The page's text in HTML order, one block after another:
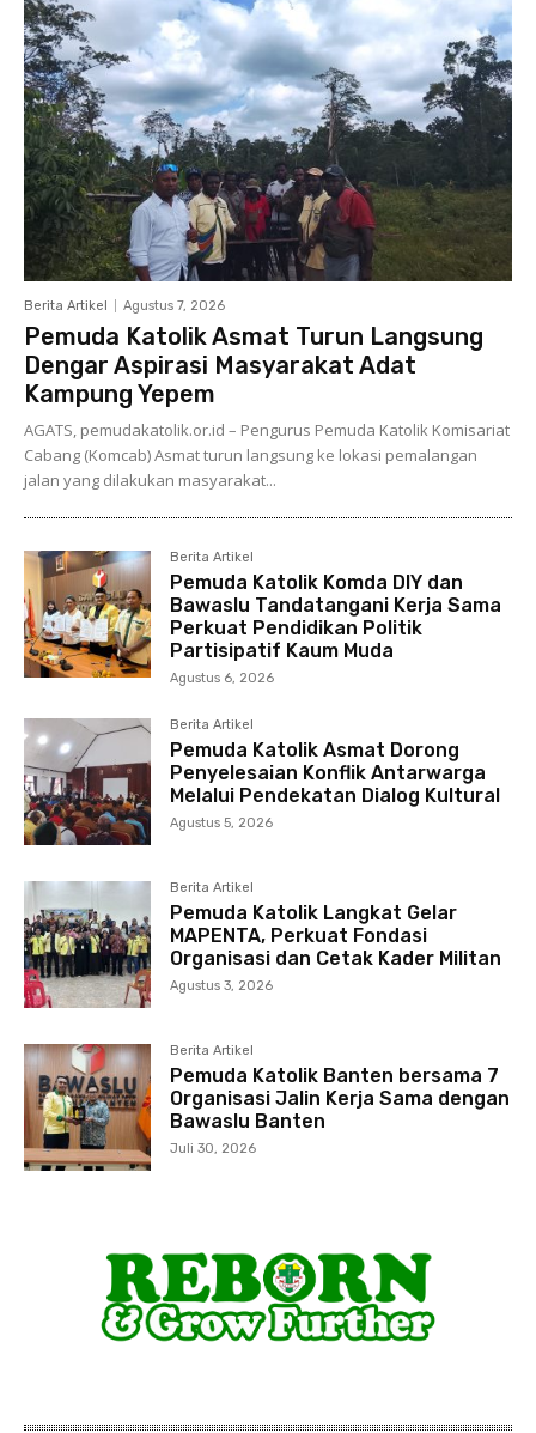
Berita Artikel Agustus 7, 2026
Pemuda Katolik Asmat Turun Langsung
Dengar Aspirasi Masyarakat Adat
Kampung Yepem
AGATS, pemudakatolik.or.id – Pengurus Pemuda Katolik Komisariat
Cabang (Komcab) Asmat turun langsung ke lokasi pemalangan
jalan yang dilakukan masyarakat...
Berita Artikel
Pemuda Katolik Komda DIY dan
Bawaslu Tandatangani Kerja Sama
Perkuat Pendidikan Politik
Partisipatif Kaum Muda
Agustus 6, 2026
Berita Artikel
Pemuda Katolik Asmat Dorong
Penyelesaian Konflik Antarwarga
Melalui Pendekatan Dialog Kultural
Agustus 5, 2026
Berita Artikel
Pemuda Katolik Langkat Gelar
MAPENTA, Perkuat Fondasi
Organisasi dan Cetak Kader Militan
Agustus 3, 2026
Berita Artikel
Pemuda Katolik Banten bersama 7
Organisasi Jalin Kerja Sama dengan
Bawaslu Banten
Juli 30, 2026